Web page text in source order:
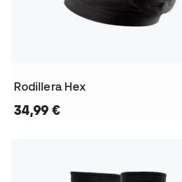
Rodillera Hex
34,99 €